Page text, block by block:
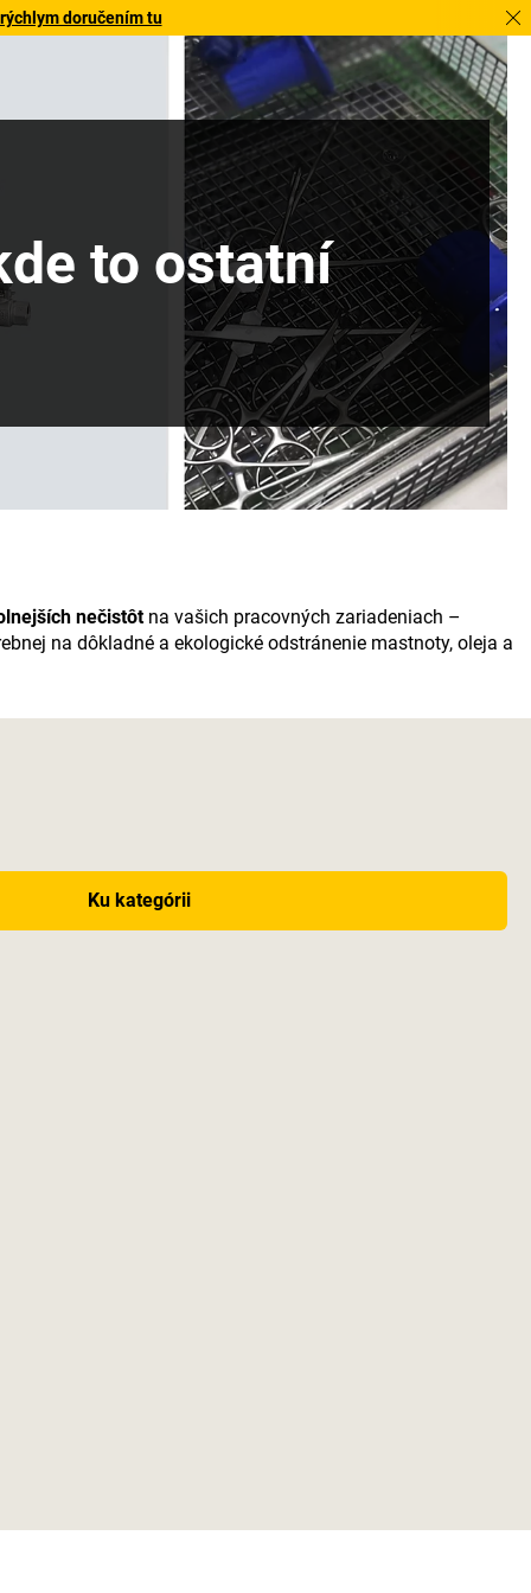
doručením tu
to ostatní
nečistôtna vašich pracovných zariadeniach –
na dôkladné a ekologické odstránenie mastnoty, oleja a
Ku kategórii